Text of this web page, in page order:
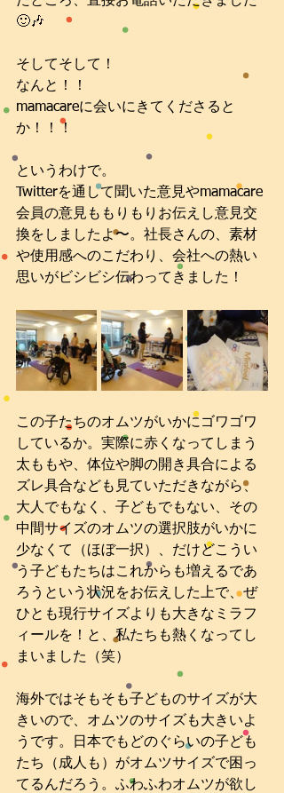
🙂🎶
そしてそして！
なんと！！
mamacareに会いにきてくださると
か！！！
というわけで。
Twitterを通して聞いた意見やmamacare
会員の意見ももりもりお伝えし意見交
換をしましたよ〜。社長さんの、素材
や使用感へのこだわり、会社への熱い
思いがビシビシ伝わってきました！
この子たちのオムツがいかにゴワゴワ
しているか。実際に赤くなってしまう
太ももや、体位や脚の開き具合による
ズレ具合なども見ていただきながら、
大人でもなく、子どもでもない、その
中間サイズのオムツの選択肢がいかに
少なくて（ほぼ一択）、だけどこうい
う子どもたちはこれからも増えるであ
ろうという状況をお伝えした上で、ぜ
ひとも現行サイズよりも大きなミラフ
ィールを！と、私たちも熱くなってし
まいました（笑）
海外ではそもそも子どものサイズが大
きいので、オムツのサイズも大きいよ
うです。日本でもどのぐらいの子ども
たち（成人も）がオムツサイズで困っ
てるんだろう。ふわふわオムツが欲し